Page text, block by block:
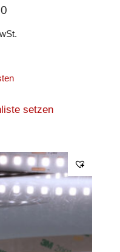
setzen